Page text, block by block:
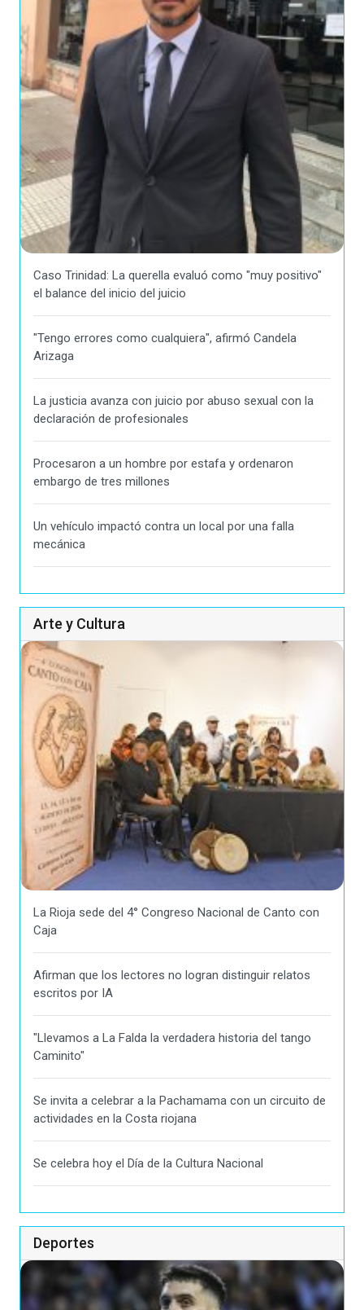
Caso Trinidad: La querella evaluó como "muy positivo"
el balance del inicio del juicio
"Tengo errores como cualquiera", afirmó Candela
Arizaga
La justicia avanza con juicio por abuso sexual con la
declaración de profesionales
Procesaron a un hombre por estafa y ordenaron
embargo de tres millones
Un vehículo impactó contra un local por una falla
mecánica
Arte y Cultura
La Rioja sede del 4° Congreso Nacional de Canto con
Caja
Afirman que los lectores no logran distinguir relatos
escritos por IA
"Llevamos a La Falda la verdadera historia del tango
Caminito"
Se invita a celebrar a la Pachamama con un circuito de
actividades en la Costa riojana
Se celebra hoy el Día de la Cultura Nacional
Deportes